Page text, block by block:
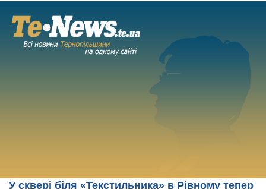
У сквері біля «Текстильника» в Рівному тепер